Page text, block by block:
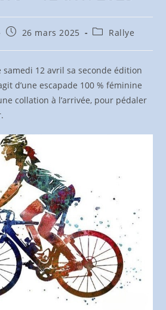
Publication
26 mars 2025
PostRallye
samedi 12 avril sa seconde édition
d’une escapade 100 % féminine
collation à l’arrivée, pour pédaler